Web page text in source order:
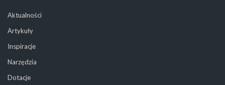
Aktualności
Artykuły
Inspiracje
Narzędzia
Dotacje